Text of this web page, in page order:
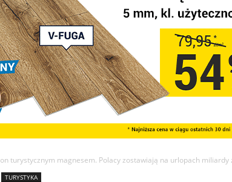
turystycznym magnesem. Polacy zostawiają na urlopach miliardy
TURYSTYKA